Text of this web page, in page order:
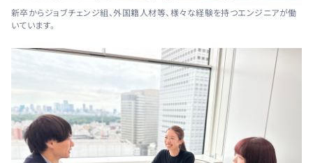
新卒からジョブチェンジ組、外国籍人材等、様々な経験を持つエンジニアが働
いています。